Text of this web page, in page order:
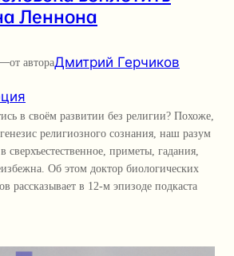
Леннона
от автораДмитрий Герчиков
в своём развитии без религии? Похоже,
религиозного сознания, наш разум
сверхъестественное, приметы, гадания,
Об этом доктор биологических
рассказывает в 12-м эпизоде подкаста